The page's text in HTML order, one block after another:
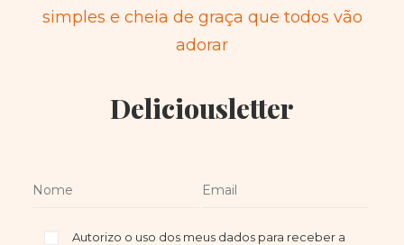
simples e cheia de graça que todos vão
adorar
Deliciousletter
Autorizo o uso dos meus dados para receber a